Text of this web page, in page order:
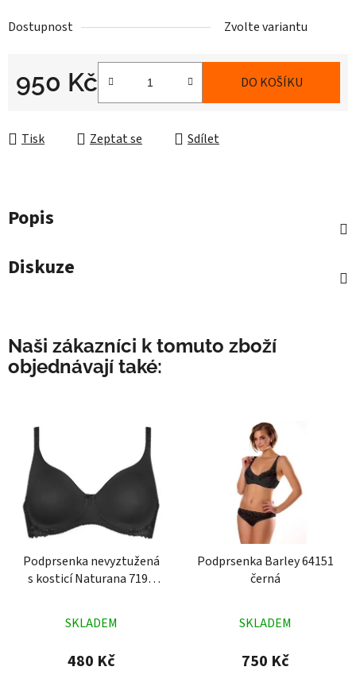
Dostupnost Zvolte variantu
950 Kč DO KOŠÍKU
Tisk Zeptat se Sdílet
Popis
Diskuze
Naši zákazníci k tomuto zboží
objednávají také:
Podprsenka nevyztužená
s kosticí Naturana 7190
hodnocení
produktu
SKLADEM
480 Kč
Podprsenka Barley 64151
černá
hodnocení
produktu
SKLADEM
750 Kč